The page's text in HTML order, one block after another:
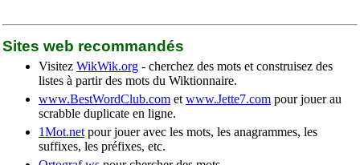
Sites web recommandés
Visitez WikWik.org - cherchez des mots et construisez des
listes à partir des mots du Wiktionnaire.
www.BestWordClub.com et www.Jette7.com pour jouer au
scrabble duplicate en ligne.
1Mot.net pour jouer avec les mots, les anagrammes, les
suffixes, les préfixes, etc.